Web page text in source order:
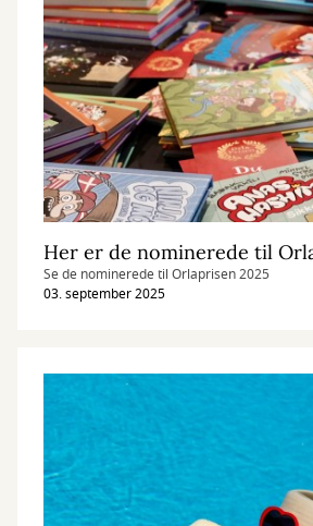
Her er de nominerede til
Se de nominerede til Orlaprisen 2025
03. september 2025